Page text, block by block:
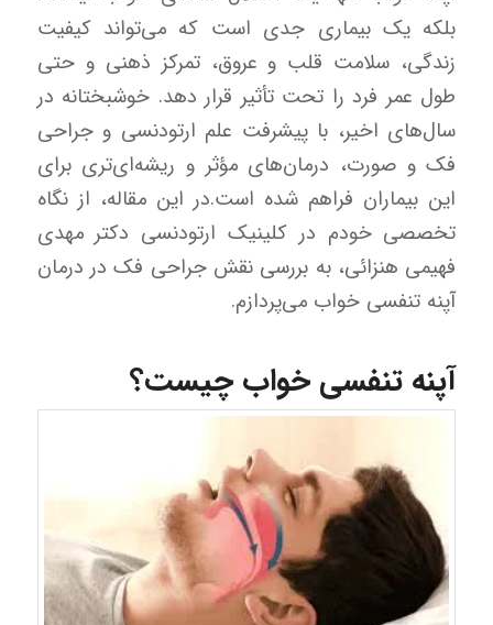
بلکه یک بیماری جدی است که می‌تواند کیفیت
زندگی، سلامت قلب و عروق، تمرکز ذهنی و حتی
طول عمر فرد را تحت تأثیر قرار دهد. خوشبختانه در
سال‌های اخیر، با پیشرفت علم ارتودنسی و جراحی
فک و صورت، درمان‌های مؤثر و ریشه‌ای‌تری برای
این بیماران فراهم شده است.در این مقاله، از نگاه
تخصصی خودم در کلینیک ارتودنسی دکتر مهدی
فهیمی هنزائی، به بررسی نقش جراحی فک در درمان
آپنه تنفسی خواب می‌پردازم.
آپنه تنفسی خواب چیست؟